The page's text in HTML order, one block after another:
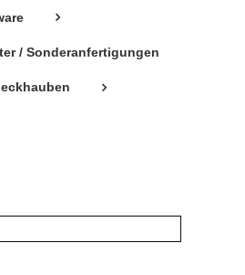
/ Sonderanfertigungen